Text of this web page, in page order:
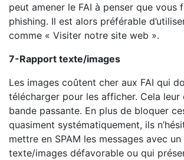
peut amener le FAI à penser que vous
phishing. Il est alors préférable
comme « Visiter notre site web ».
7-Rapport texte/images
Les images coûtent cher aux FAI qui
télécharger pour les afficher. Cela leur
bande passante. En plus de bloquer
quasiment systématiquement, ils
mettre en SPAM les messages avec
texte/images défavorable ou qui